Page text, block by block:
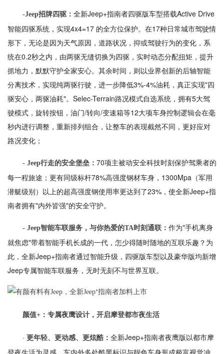
-Jeep招牌四驱： 全新Jeep+指南者四驱版车型搭载Active Drive
智能四驱系统，实现4x4=17 的全方位保护。在17种日常城市驾驶情
形下，无论是因为天气原因，道路状况，抑或驾驶行为的变化，系
统在0.2秒之内，由两驱无缝切换为四驱，实时动态分配扭矩，提升
抓地力，默默守护全家安心。其余时间，则以业界创新的后轴智能
分离技术，实现纯两驱行驶，进一步降低3%-4%油耗，真正实现"四
驱安心，两驱油耗"。Selec-Terrain路况模式自选系统，拥有5大驾
驶模式，旋转按钮，油门/转向/变速箱等12大项车身控制逻辑会在毫
秒内进行调整，重新排列组合，让整车的表现截然不同，更好应对
路况变化；
- Jeep行走的安全堡垒： 70项主被动安全科技时刻保护驾乘者的
每一程旅途；更有同级标杆78%高强度钢材车身，1300Mpa（军用
潜艇级别）以上的超高强度钢使用率更达到了23%，使全新Jeep+指
南者拥有"内外皆强"的安全守护。
- Jeep智能车联服务，与你热爱的TA时刻通联： 作为"手机离身
就焦虑"带着智能手机长成的一代，怎少得随时随地的互联乐趣？为
此，全新Jeep+指南者通过智能升级，四驱版车型以及豪华版均新增
Jeep专属智能车联服务，无时无刻不与世界互联。
颜值+：专属夜鹰设计，开启摩登都市夜生活
· 更年轻、更动感、更炫酷： 全新Jeep+指南者夜鹰版以都市摩
登夜生活为灵感，车内外多处酷黑标识与靓色车身形成极富视觉冲